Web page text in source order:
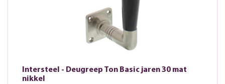
Intersteel - Deugreep Ton Basic jaren 30 mat
nikkel